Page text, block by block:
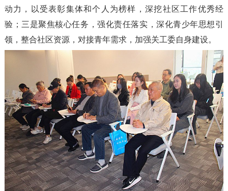
动力，以受表彰集体和个人为榜样，深挖社区工作优秀经
验；三是聚焦核心任务，强化责任落实，深化青少年思想引
领，整合社区资源，对接青年需求，加强关工委自身建设。